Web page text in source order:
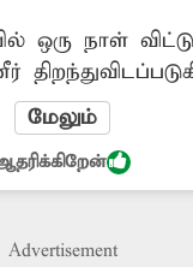
ஒரு நாள்
வருகின்றனர்.
மேலும்
Advertisement